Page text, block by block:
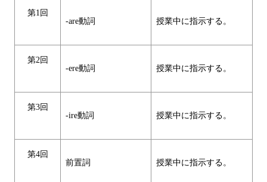
第1回
-are動詞
授業中に指示する。
第2回
-ere動詞
授業中に指示する。
第3回
-ire動詞
授業中に指示する。
第4回
前置詞
授業中に指示する。